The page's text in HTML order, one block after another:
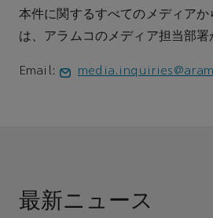
本件に関するすべてのメディア
は、アラムコのメディア担当部署
Email:
最新ニュース